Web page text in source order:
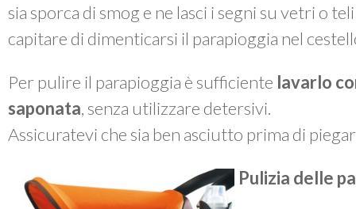
sia sporca di smog e ne lasci i segni su vetri o
capitare di dimenticarsi il parapioggia nel
Per pulire il parapioggia è sufficiente lavarlo
saponata, senza utilizzare detersivi.
Assicuratevi che sia ben asciutto prima di
Pulizia delle